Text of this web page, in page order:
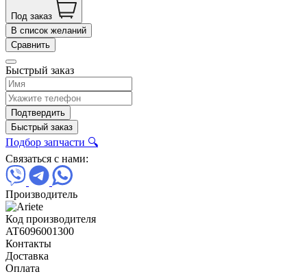
Под заказ
В список желаний
Сравнить
Быстрый заказ
Подтвердить
Быстрый заказ
Подбор запчасти 🔍
Связаться с нами:
Производитель
Код производителя
AT6096001300
Контакты
Доставка
Оплата